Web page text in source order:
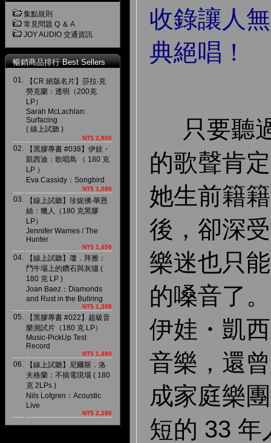
集點規則
常見問題 Q ＆ A
JOY AUDIO 交通資訊
暢銷商品排行 Best Sellers
01.
【CR 絕版名片】莎拉‧克
勞克蘭：透明（200克
LP）
Sarah McLachlan:
Surfacing
( 線上試聽 )
NT$ 2,800
02.
【黑膠專書 #038】伊娃・
凱西迪：歌唱鳥 （ 180 克
LP ）
Eva Cassidy：Songbird
NT$ 1,080
03.
【線上試聽】珍妮佛‧華恩
絲：獵人（180 克黑膠
LP）
Jennifer Warnes / The
Hunter
NT$ 1,450
04.
【線上試聽】瓊．拜雅：
鬥牛場上的鑽石與灰燼 (
180 克 LP )
Joan Baez：Diamonds
and Rust in the Bullring
NT$ 1,398
05.
【黑膠專書 #022】超級音
樂測試片（180 克 LP）
Music-PickUp Test
Record
NT$ 1,480
06.
【線上試聽】尼爾斯．洛
夫格蘭：不插電現場 ( 180
克 2LPs )
Nils Lofgren：Acoustic
Live
NT$ 2,280
收錄讓人
典絕唱！
只要聽
的歌聲肯
她生前籍
後，卻深
樂迷也只
的嗓音了
伊娃・凱
音樂，還
成家庭樂
短的 33 年